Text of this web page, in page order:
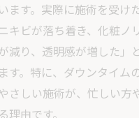
ます。実際に施術を受け
キビが落ち着き、化粧ノ
減り、透明感が増した」
す。特に、ダウンタイム
さしい施術が、忙しい方
理由です。